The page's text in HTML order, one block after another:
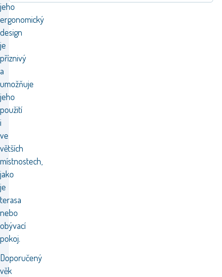
jeho
ergonomický
design
je
příznivý
a
umožňuje
jeho
použití
i
ve
větších
místnostech,
jako
je
terasa
nebo
obývací
pokoj.
Doporučený
věk